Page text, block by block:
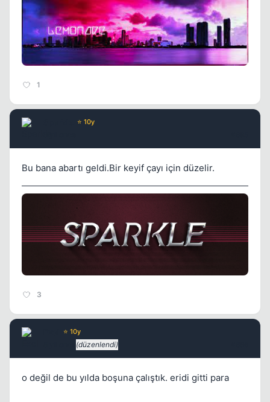
1
⭐ 10y
Bu bana abartı geldi.Bir keyif çayı için düzelir.
3
⭐ 10y
(düzenlendi)
o değil de bu yılda boşuna çalıştık. eridi gitti para